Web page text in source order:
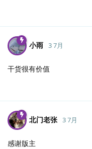
小雨 3 7月
干货很有价值
北门老张 3 7月
感谢版主